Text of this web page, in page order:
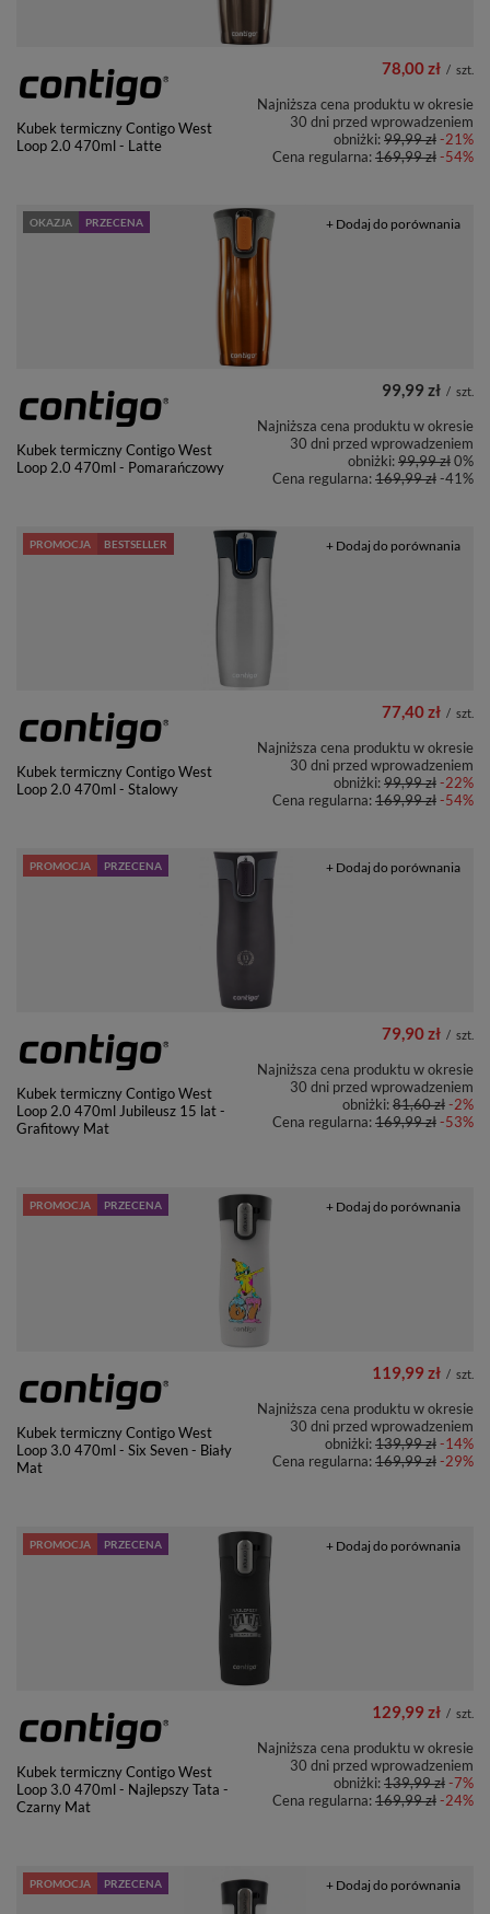
Kubek termiczny Contigo West
Loop 2.0 470ml - Latte
78,00 zł / szt.
Najniższa cena produktu w okresie
30 dni przed wprowadzeniem
obniżki:99,99 zł-21%
Cena regularna:169,99 zł-54%
OKAZJA PRZECENA
Kubek termiczny Contigo West
Loop 2.0 470ml - Pomarańczowy
99,99 zł / szt.
Najniższa cena produktu w okresie
30 dni przed wprowadzeniem
obniżki:99,99 zł0%
Cena regularna:169,99 zł-41%
+ Dodaj do porównania
PROMOCJA BESTSELLER
Kubek termiczny Contigo West
Loop 2.0 470ml - Stalowy
77,40 zł / szt.
Najniższa cena produktu w okresie
30 dni przed wprowadzeniem
obniżki:99,99 zł-22%
Cena regularna:169,99 zł-54%
+ Dodaj do porównania
PROMOCJA PRZECENA
Kubek termiczny Contigo West
Loop 2.0 470ml Jubileusz 15 lat -
Grafitowy Mat
79,90 zł / szt.
Najniższa cena produktu w okresie
30 dni przed wprowadzeniem
obniżki:81,60 zł-2%
Cena regularna:169,99 zł-53%
+ Dodaj do porównania
PROMOCJA PRZECENA
Kubek termiczny Contigo West
Loop 3.0 470ml - Six Seven - Biały
Mat
119,99 zł / szt.
Najniższa cena produktu w okresie
30 dni przed wprowadzeniem
obniżki:139,99 zł-14%
Cena regularna:169,99 zł-29%
+ Dodaj do porównania
PROMOCJA PRZECENA
Kubek termiczny Contigo West
Loop 3.0 470ml - Najlepszy Tata -
Czarny Mat
129,99 zł / szt.
Najniższa cena produktu w okresie
30 dni przed wprowadzeniem
obniżki:139,99 zł-7%
Cena regularna:169,99 zł-24%
+ Dodaj do porównania
PROMOCJA PRZECENA + Dodaj do porównania